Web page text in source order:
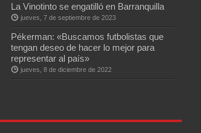
La Vinotinto se engatilló en Barranquilla
jueves, 7 de septiembre de 2023
Pékerman: «Buscamos futbolistas que
tengan deseo de hacer lo mejor para
representar al país»
jueves, 8 de diciembre de 2022